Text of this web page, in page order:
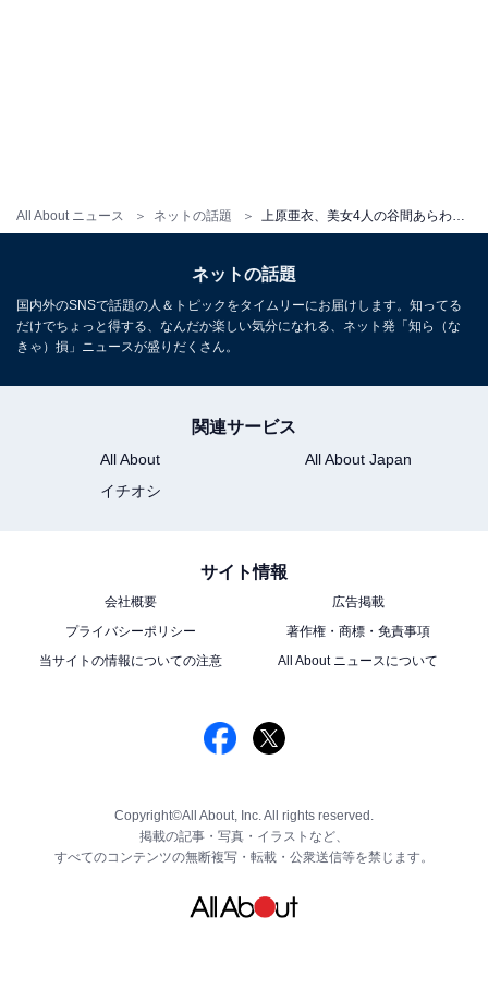
All About ニュース ネットの話題
ネットの話題
国内外のSNSで話題の人＆トピックをタイムリーにお届けします。知ってる
だけでちょっと得する、なんだか楽しい気分になれる、ネット発「知ら（な
きゃ）損」ニュースが盛りだくさん。
関連サービス
All About
All About Japan
イチオシ
サイト情報
会社概要
広告掲載
プライバシーポリシー
著作権・商標・免責事項
当サイトの情報についての注意
All About ニュースについて
Copyright©All About, Inc. All rights reserved.
掲載の記事・写真・イラストなど、
すべてのコンテンツの無断複写・転載・公衆送信等を禁じます。